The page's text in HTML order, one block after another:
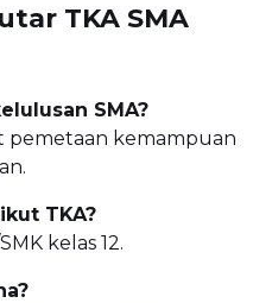
TKA SMA
SMA?
pemetaan kemampuan
TKA?
kelas 12.